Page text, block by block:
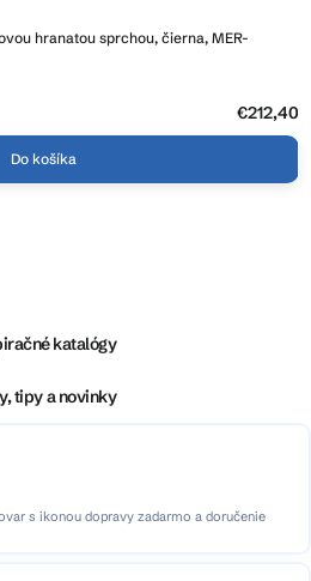
hranatou sprchou, čierna, MER-
€212,40
Do košíka
katalógy
tipy a novinky
s ikonou dopravy zadarmo a doručenie